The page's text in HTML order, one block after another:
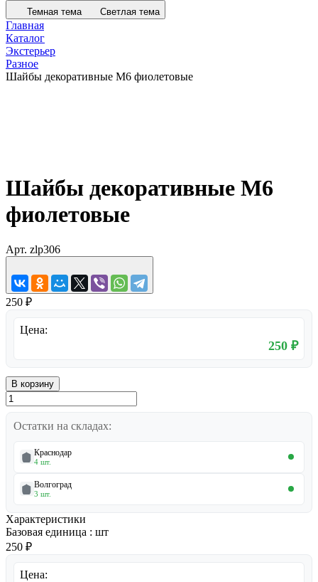
Темная тема Светлая тема
Главная
Каталог
Экстерьер
Разное
Шайбы декоративные М6 фиолетовые
Шайбы декоративные М6
фиолетовые
Арт. zlp306
250 ₽
Цена:
250 ₽
В корзину
Остатки на складах:
Краснодар
4 шт.
Волгоград
3 шт.
Характеристики
Базовая единица : шт
250 ₽
Цена: